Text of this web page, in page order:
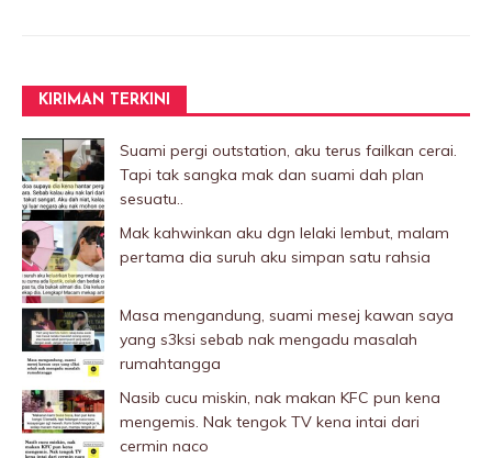
KIRIMAN TERKINI
Suami pergi outstation, aku terus failkan cerai.
Tapi tak sangka mak dan suami dah plan
sesuatu..
Mak kahwinkan aku dgn lelaki Iembut, malam
pertama dia suruh aku simpan satu rahsia
Masa mengandung, suami mesej kawan saya
yang s3ksi sebab nak mengadu masalah
rumahtangga
Nasib cucu miskin, nak makan KFC pun kena
mengemis. Nak tengok TV kena intai dari
cermin naco